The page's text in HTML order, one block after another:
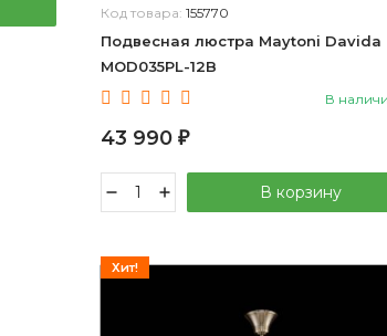
Код товара: 155770
Подвесная люстра Maytoni Davida
MOD035PL-12B
В
43 990 ₽
В корзину
Хит!